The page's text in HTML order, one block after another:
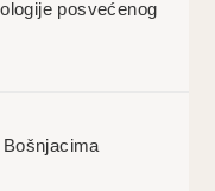
posvećenog